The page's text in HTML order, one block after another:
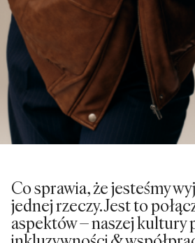
Co sprawia, że jesteśmy
jednej rzeczy. Jest to
aspektów – naszej kultury